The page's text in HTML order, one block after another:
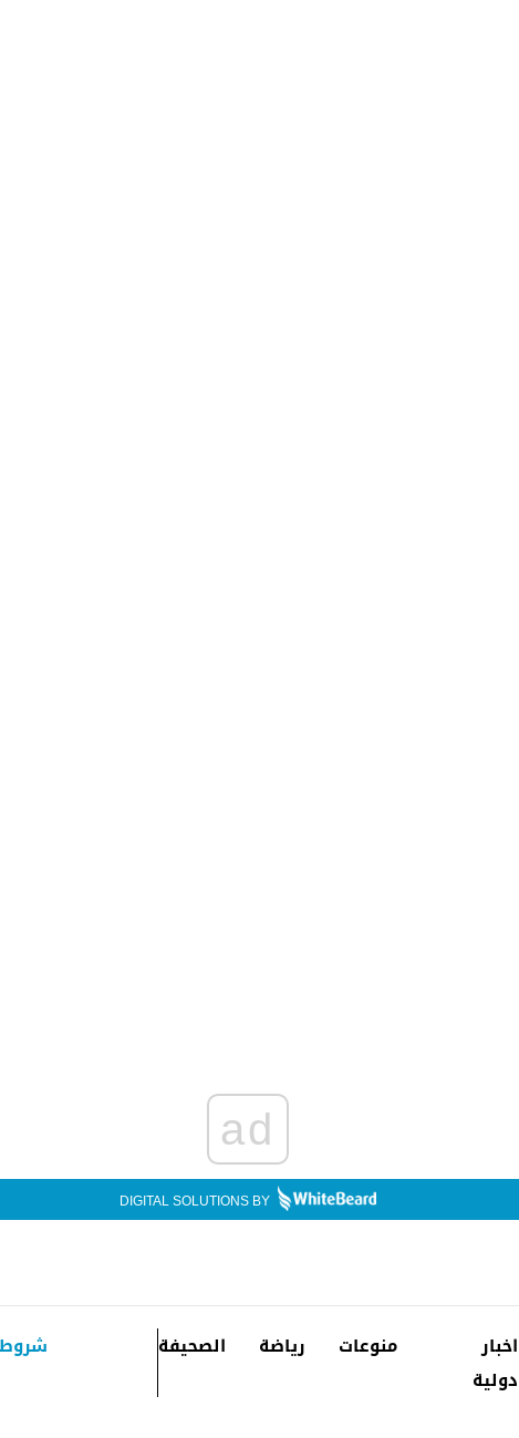
ad
DIGITAL SOLUTIONS BY
اخبار
دولية
منوعات رياضة الصحيفة شروط